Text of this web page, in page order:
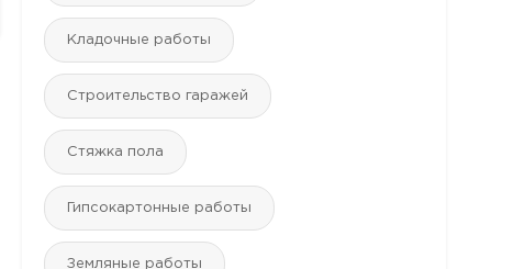
Кладочные работы
Строительство гаражей
Стяжка пола
Гипсокартонные работы
Земляные работы